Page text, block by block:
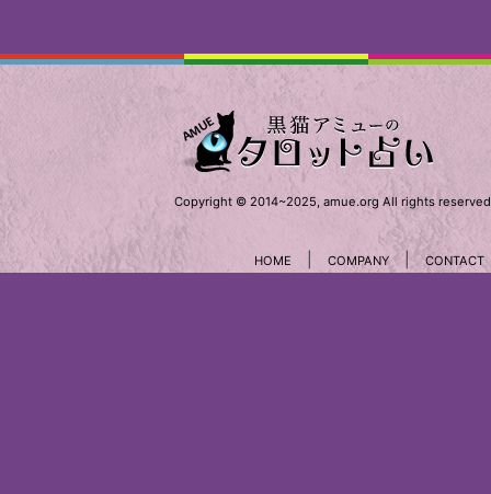
Copyright © 2014~2025, amue.org All rights
HOME COMPANY|CONTACT